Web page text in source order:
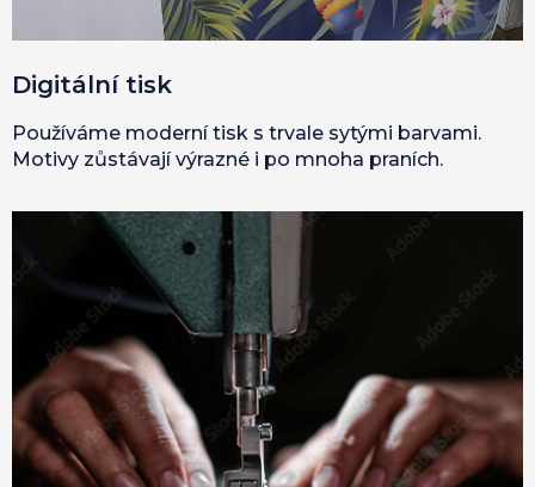
Digitální tisk
Používáme moderní tisk s trvale sytými barvami.
Motivy zůstávají výrazné i po mnoha praních.